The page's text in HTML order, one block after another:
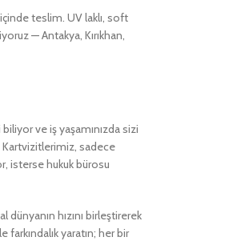
teslim. UV laklı, soft
— Antakya, Kırıkhan,
ve iş yaşamınızda sizi
Kartvizitlerimiz, sadece
isterse hukuk bürosu
hızını birleştirerek
yaratın; her bir